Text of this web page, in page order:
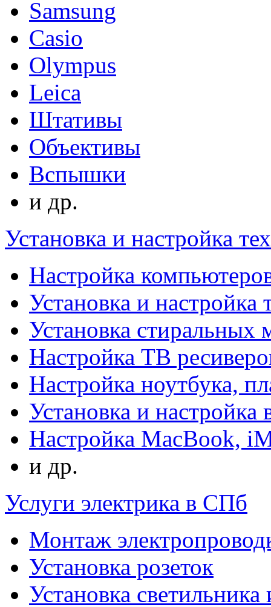
Samsung
Casio
Olympus
Leica
Штативы
Объективы
Вспышки
и др.
Установка и настройка
Настройка
Установка и настройка
Установка стиральных
Настройка ТВ
Настройка ноутбука,
Установка и
Настройка MacBook,
и др.
Услуги электрика в СПб
Монтаж
Установка розеток
Установка